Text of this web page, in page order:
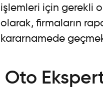
işlemleri için gerekli
olarak, firmaların
kararnamede
Oto